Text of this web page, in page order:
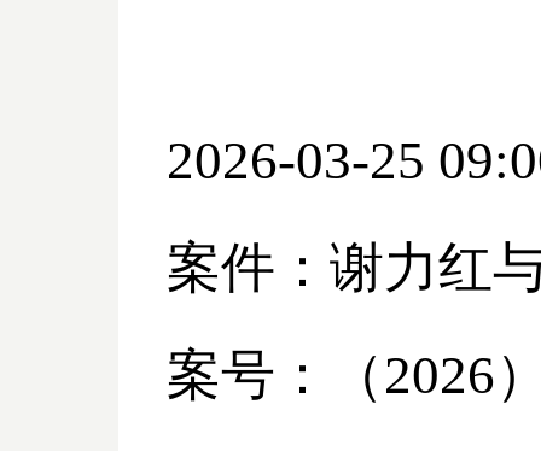
2026-03-25
案件：谢力红
案号：（2026